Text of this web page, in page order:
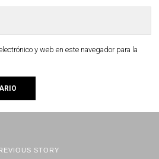
y web en este navegador para la
STORY